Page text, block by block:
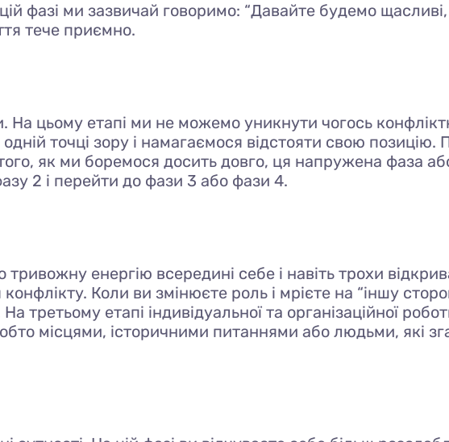
фазі ми зазвичай говоримо: “Давайте будемо
тече приємно.
цьому етапі ми не можемо уникнути чогось
точці зору і намагаємося відстояти свою позицію.
того, як ми боремося досить довго, ця напружена фаза
2 і перейти до фази 3 або фази 4.
енергію всередині себе і навіть трохи
Коли ви змінюєте роль і мрієте на “іншу
На третьому етапі індивідуальної та організаційної
місцями, історичними питаннями або людьми, які